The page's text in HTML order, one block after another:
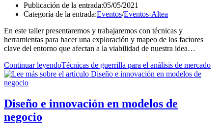
Publicación de la entrada:05/05/2021
Categoría de la entrada:Eventos/Eventos-Altea
En este taller presentaremos y trabajaremos con técnicas y
herramientas para hacer una exploración y mapeo de los factores
clave del entorno que afectan a la viabilidad de nuestra idea…
Continuar leyendoTécnicas de guerrilla para el análisis de mercado
Diseño e innovación en modelos de
negocio